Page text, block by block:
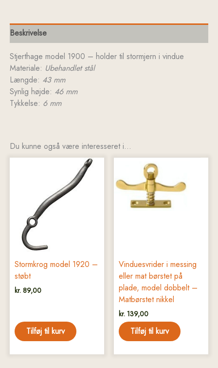
Beskrivelse
Stjerthage model 1900 – holder til stormjern i vindue
Materiale: Ubehandlet stål
Længde: 43 mm
Synlig højde: 46 mm
Tykkelse: 6 mm
Du kunne også være interesseret i…
Stormkrog model 1920 –
støbt
kr. 89,00
Tilføj til kurv
Vinduesvrider i messing
eller mat børstet på
plade, model dobbelt –
Matbørstet nikkel
kr. 139,00
Tilføj til kurv